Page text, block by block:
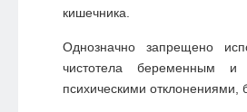
кишечника.
Однозначно запрещено
чистотела беременным
психическими отклонениями,